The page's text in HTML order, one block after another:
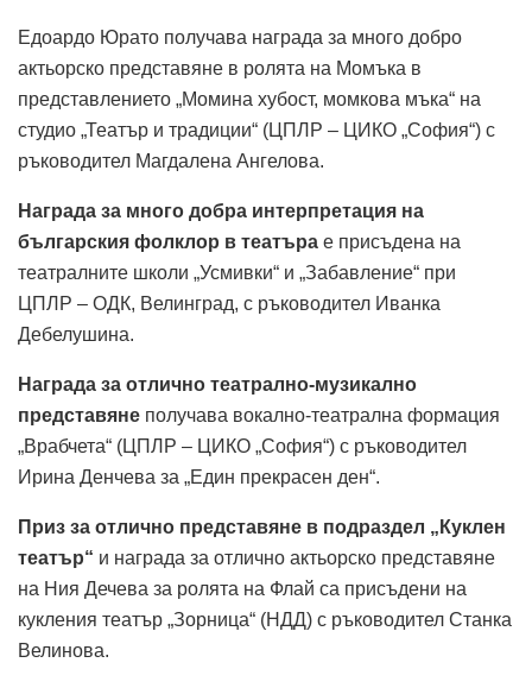
Едоардо Юрато получава награда за много добро
актьорско представяне в ролята на Момъка в
представлението „Момина хубост, момкова мъка“ на
студио „Театър и традиции“ (ЦПЛР – ЦИКО „София“) с
ръководител Магдалена Ангелова.
Награда за много добра интерпретация на
българския фолклор в театъра е присъдена на
театралните школи „Усмивки“ и „Забавление“ при
ЦПЛР – ОДК, Велинград, с ръководител Иванка
Дебелушина.
Награда за отлично театрално-музикално
представяне получава вокално-театрална формация
„Врабчета“ (ЦПЛР – ЦИКО „София“) с ръководител
Ирина Денчева за „Един прекрасен ден“.
Приз за отлично представяне в подраздел „Куклен
театър“ и награда за отлично актьорско представяне
на Ния Дечева за ролята на Флай са присъдени на
кукления театър „Зорница“ (НДД) с ръководител Станка
Велинова.